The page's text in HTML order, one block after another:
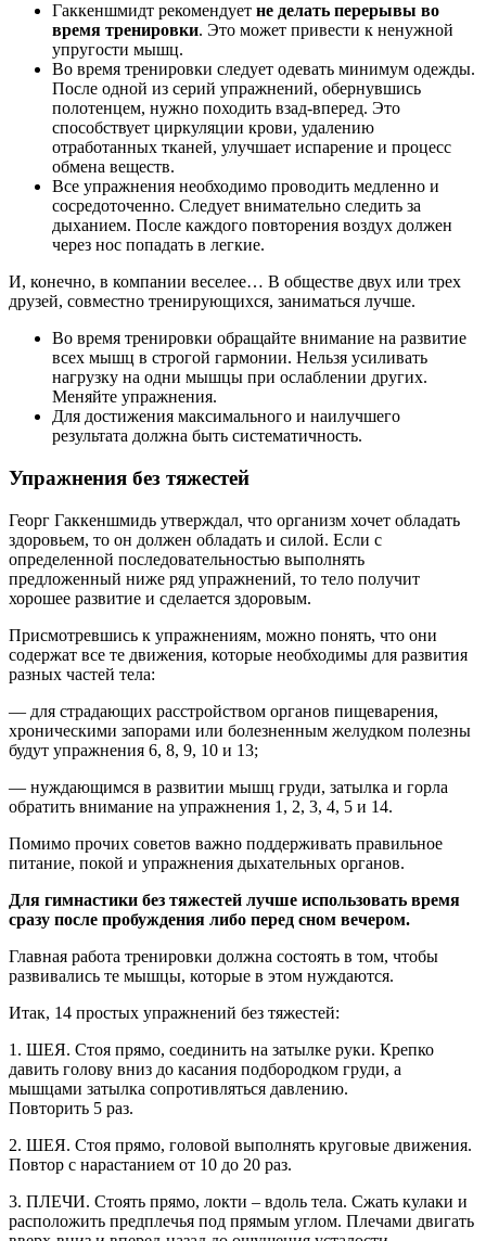
Гаккеншмидт рекомендует не делать перерывы во
время тренировки. Это может привести к ненужной
упругости мышц.
Во время тренировки следует одевать минимум одежды.
После одной из серий упражнений, обернувшись
полотенцем, нужно походить взад-вперед. Это
способствует циркуляции крови, удалению
отработанных тканей, улучшает испарение и процесс
обмена веществ.
Все упражнения необходимо проводить медленно и
сосредоточенно. Следует внимательно следить за
дыханием. После каждого повторения воздух должен
через нос попадать в легкие.
И, конечно, в компании веселее… В обществе двух или трех
друзей, совместно тренирующихся, заниматься лучше.
Во время тренировки обращайте внимание на развитие
всех мышц в строгой гармонии. Нельзя усиливать
нагрузку на одни мышцы при ослаблении других.
Меняйте упражнения.
Для достижения максимального и наилучшего
результата должна быть систематичность.
Упражнения без тяжестей
Георг Гаккеншмидь утверждал, что организм хочет обладать
здоровьем, то он должен обладать и силой. Если с
определенной последовательностью выполнять
предложенный ниже ряд упражнений, то тело получит
хорошее развитие и сделается здоровым.
Присмотревшись к упражнениям, можно понять, что они
содержат все те движения, которые необходимы для развития
разных частей тела:
— для страдающих расстройством органов пищеварения,
хроническими запорами или болезненным желудком полезны
будут упражнения 6, 8, 9, 10 и 13;
— нуждающимся в развитии мышц груди, затылка и горла
обратить внимание на упражнения 1, 2, 3, 4, 5 и 14.
Помимо прочих советов важно поддерживать правильное
питание, покой и упражнения дыхательных органов.
Для гимнастики без тяжестей лучше использовать время
сразу после пробуждения либо перед сном вечером.
Главная работа тренировки должна состоять в том, чтобы
развивались те мышцы, которые в этом нуждаются.
Итак, 14 простых упражнений без тяжестей:
1. ШЕЯ. Стоя прямо, соединить на затылке руки. Крепко
давить голову вниз до касания подбородком груди, а
мышцами затылка сопротивляться давлению.
Повторить 5 раз.
2. ШЕЯ. Стоя прямо, головой выполнять круговые движения.
Повтор с нарастанием от 10 до 20 раз.
3. ПЛЕЧИ. Стоять прямо, локти – вдоль тела. Сжать кулаки и
расположить предплечья под прямым углом. Плечами двигать